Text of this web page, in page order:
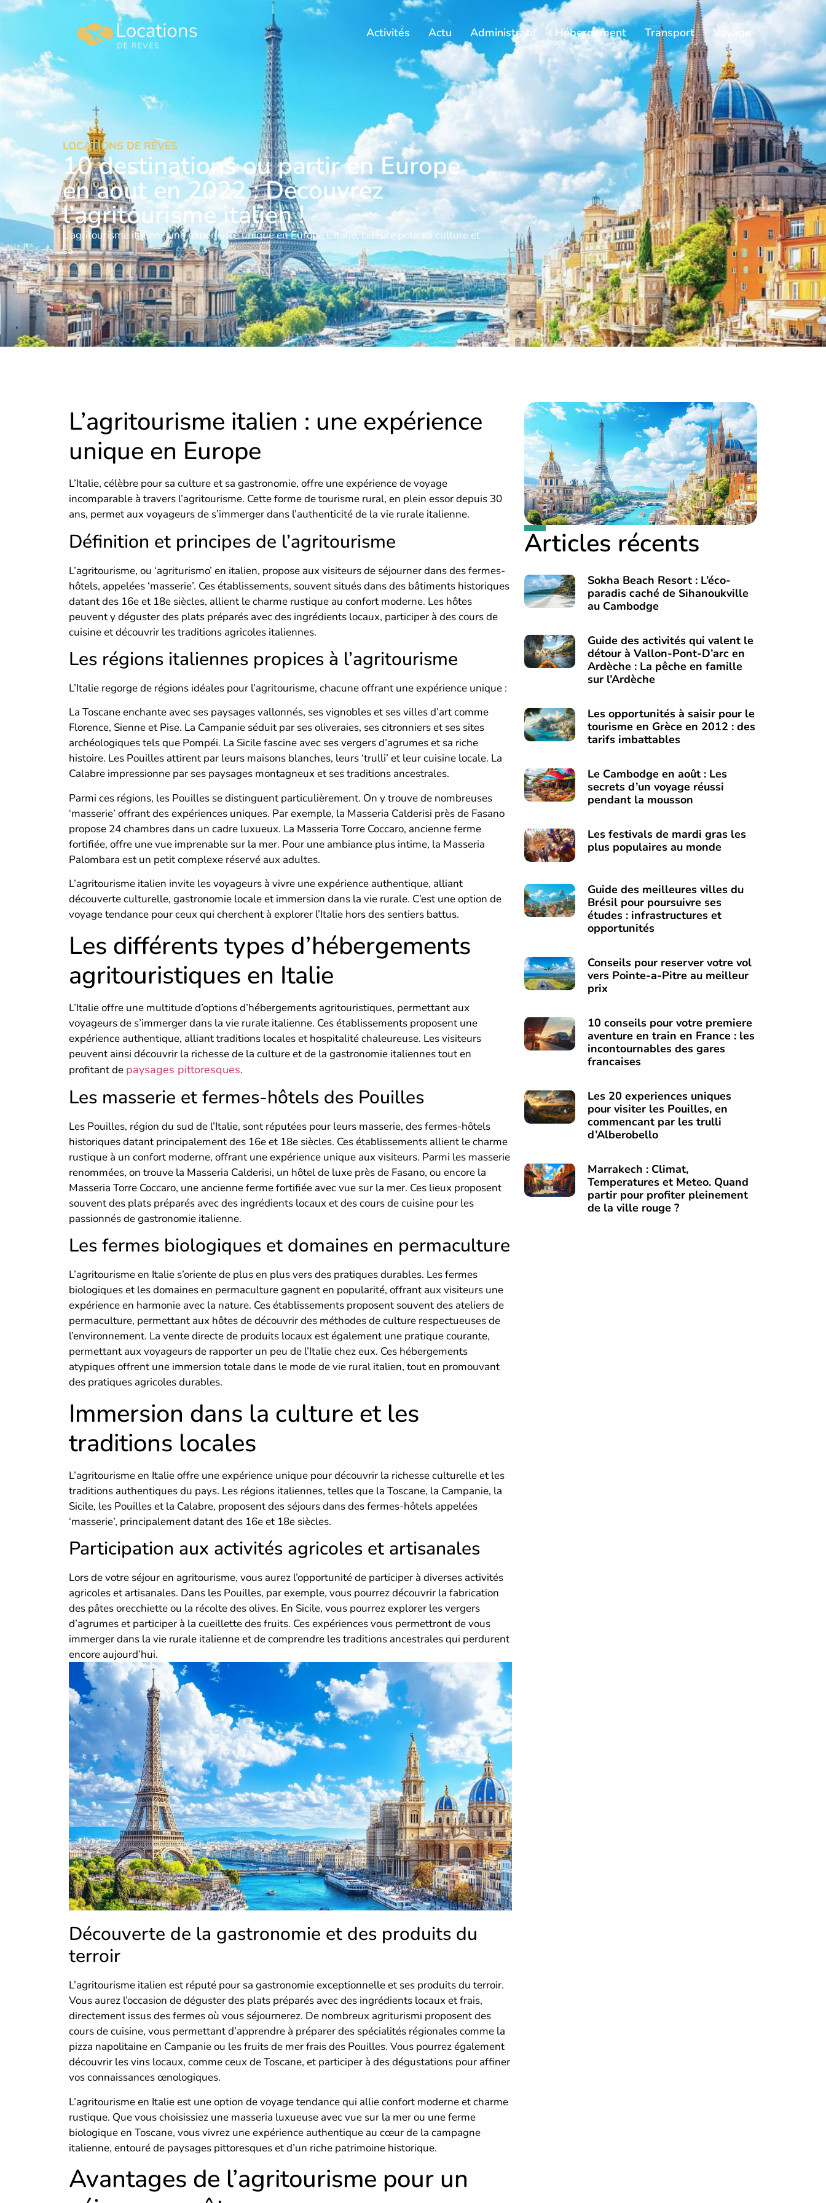
Activités Actu Administratif Hébergement Transport Voyage
LOCATIONS DE RÊVES
10 destinations ou partir en Europe
en aout en 2022 : Decouvrez
l’agritourisme italien !
L’agritourisme italien : une expérience unique en Europe L’Italie, célèbre pour sa culture et
sa
L’agritourisme italien : une expérience
unique en Europe
L’Italie, célèbre pour sa culture et sa gastronomie, offre une expérience de voyage
incomparable à travers l’agritourisme. Cette forme de tourisme rural, en plein essor depuis 30
ans, permet aux voyageurs de s’immerger dans l’authenticité de la vie rurale italienne.
Définition et principes de l’agritourisme
L’agritourisme, ou ‘agriturismo’ en italien, propose aux visiteurs de séjourner dans des fermes-
hôtels, appelées ‘masserie’. Ces établissements, souvent situés dans des bâtiments historiques
datant des 16e et 18e siècles, allient le charme rustique au confort moderne. Les hôtes
peuvent y déguster des plats préparés avec des ingrédients locaux, participer à des cours de
cuisine et découvrir les traditions agricoles italiennes.
Les régions italiennes propices à l’agritourisme
L’Italie regorge de régions idéales pour l’agritourisme, chacune offrant une expérience unique :
La Toscane enchante avec ses paysages vallonnés, ses vignobles et ses villes d’art comme
Florence, Sienne et Pise. La Campanie séduit par ses oliveraies, ses citronniers et ses sites
archéologiques tels que Pompéi. La Sicile fascine avec ses vergers d’agrumes et sa riche
histoire. Les Pouilles attirent par leurs maisons blanches, leurs ‘trulli’ et leur cuisine locale. La
Calabre impressionne par ses paysages montagneux et ses traditions ancestrales.
Parmi ces régions, les Pouilles se distinguent particulièrement. On y trouve de nombreuses
‘masserie’ offrant des expériences uniques. Par exemple, la Masseria Calderisi près de Fasano
propose 24 chambres dans un cadre luxueux. La Masseria Torre Coccaro, ancienne ferme
fortifiée, offre une vue imprenable sur la mer. Pour une ambiance plus intime, la Masseria
Palombara est un petit complexe réservé aux adultes.
L’agritourisme italien invite les voyageurs à vivre une expérience authentique, alliant
découverte culturelle, gastronomie locale et immersion dans la vie rurale. C’est une option de
voyage tendance pour ceux qui cherchent à explorer l’Italie hors des sentiers battus.
Les différents types d’hébergements
agritouristiques en Italie
L’Italie offre une multitude d’options d’hébergements agritouristiques, permettant aux
voyageurs de s’immerger dans la vie rurale italienne. Ces établissements proposent une
expérience authentique, alliant traditions locales et hospitalité chaleureuse. Les visiteurs
peuvent ainsi découvrir la richesse de la culture et de la gastronomie italiennes tout en
profitant de paysages pittoresques.
Les masserie et fermes-hôtels des Pouilles
Les Pouilles, région du sud de l’Italie, sont réputées pour leurs masserie, des fermes-hôtels
historiques datant principalement des 16e et 18e siècles. Ces établissements allient le charme
rustique à un confort moderne, offrant une expérience unique aux visiteurs. Parmi les masserie
renommées, on trouve la Masseria Calderisi, un hôtel de luxe près de Fasano, ou encore la
Masseria Torre Coccaro, une ancienne ferme fortifiée avec vue sur la mer. Ces lieux proposent
souvent des plats préparés avec des ingrédients locaux et des cours de cuisine pour les
passionnés de gastronomie italienne.
Les fermes biologiques et domaines en permaculture
L’agritourisme en Italie s’oriente de plus en plus vers des pratiques durables. Les fermes
biologiques et les domaines en permaculture gagnent en popularité, offrant aux visiteurs une
expérience en harmonie avec la nature. Ces établissements proposent souvent des ateliers de
permaculture, permettant aux hôtes de découvrir des méthodes de culture respectueuses de
l’environnement. La vente directe de produits locaux est également une pratique courante,
permettant aux voyageurs de rapporter un peu de l’Italie chez eux. Ces hébergements
atypiques offrent une immersion totale dans le mode de vie rural italien, tout en promouvant
des pratiques agricoles durables.
Immersion dans la culture et les
traditions locales
L’agritourisme en Italie offre une expérience unique pour découvrir la richesse culturelle et les
traditions authentiques du pays. Les régions italiennes, telles que la Toscane, la Campanie, la
Sicile, les Pouilles et la Calabre, proposent des séjours dans des fermes-hôtels appelées
‘masserie’, principalement datant des 16e et 18e siècles.
Participation aux activités agricoles et artisanales
Lors de votre séjour en agritourisme, vous aurez l’opportunité de participer à diverses activités
agricoles et artisanales. Dans les Pouilles, par exemple, vous pourrez découvrir la fabrication
des pâtes orecchiette ou la récolte des olives. En Sicile, vous pourrez explorer les vergers
d’agrumes et participer à la cueillette des fruits. Ces expériences vous permettront de vous
immerger dans la vie rurale italienne et de comprendre les traditions ancestrales qui perdurent
encore aujourd’hui.
Découverte de la gastronomie et des produits du
terroir
L’agritourisme italien est réputé pour sa gastronomie exceptionnelle et ses produits du terroir.
Vous aurez l’occasion de déguster des plats préparés avec des ingrédients locaux et frais,
directement issus des fermes où vous séjournerez. De nombreux agriturismi proposent des
cours de cuisine, vous permettant d’apprendre à préparer des spécialités régionales comme la
pizza napolitaine en Campanie ou les fruits de mer frais des Pouilles. Vous pourrez également
découvrir les vins locaux, comme ceux de Toscane, et participer à des dégustations pour affiner
vos connaissances œnologiques.
L’agritourisme en Italie est une option de voyage tendance qui allie confort moderne et charme
rustique. Que vous choisissiez une masseria luxueuse avec vue sur la mer ou une ferme
biologique en Toscane, vous vivrez une expérience authentique au cœur de la campagne
italienne, entouré de paysages pittoresques et d’un riche patrimoine historique.
Avantages de l’agritourisme pour un
Articles récents
Sokha Beach Resort : L’éco-
paradis caché de Sihanoukville
au Cambodge
Guide des activités qui valent le
détour à Vallon-Pont-D’arc en
Ardèche : La pêche en famille
sur l’Ardèche
Les opportunités à saisir pour le
tourisme en Grèce en 2012 : des
tarifs imbattables
Le Cambodge en août : Les
secrets d’un voyage réussi
pendant la mousson
Les festivals de mardi gras les
plus populaires au monde
Guide des meilleures villes du
Brésil pour poursuivre ses
études : infrastructures et
opportunités
Conseils pour reserver votre vol
vers Pointe-a-Pitre au meilleur
prix
10 conseils pour votre premiere
aventure en train en France : les
incontournables des gares
francaises
Les 20 experiences uniques
pour visiter les Pouilles, en
commencant par les trulli
d’Alberobello
Marrakech : Climat,
Temperatures et Meteo. Quand
partir pour profiter pleinement
de la ville rouge ?